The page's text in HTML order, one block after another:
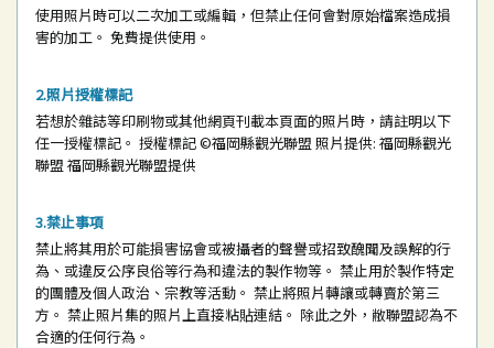
使用照片時可以二次加工或編輯，但禁止任何會對原始檔案造成損
害的加工。 免費提供使用。
照片授權標記
若想於雜誌等印刷物或其他網頁刊載本頁面的照片時，請註明以下
任一授權標記。 授權標記©福岡縣觀光聯盟 照片提供: 福岡縣觀光
聯盟 福岡縣觀光聯盟提供
禁止事項
禁止將其用於可能損害協會或被攝者的聲譽或招致醜聞及誤解的行
為、或違反公序良俗等行為和違法的製作物等。 禁止用於製作特定
的團體及個人政治、宗教等活動。 禁止將照片轉讓或轉賣於第三
方。 禁止照片集的照片上直接粘貼連結。 除此之外，敝聯盟認為不
合適的任何行為。